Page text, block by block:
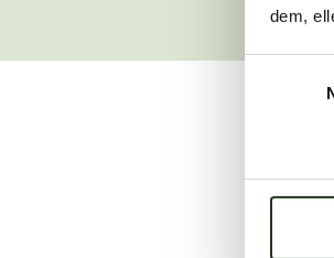
dem,